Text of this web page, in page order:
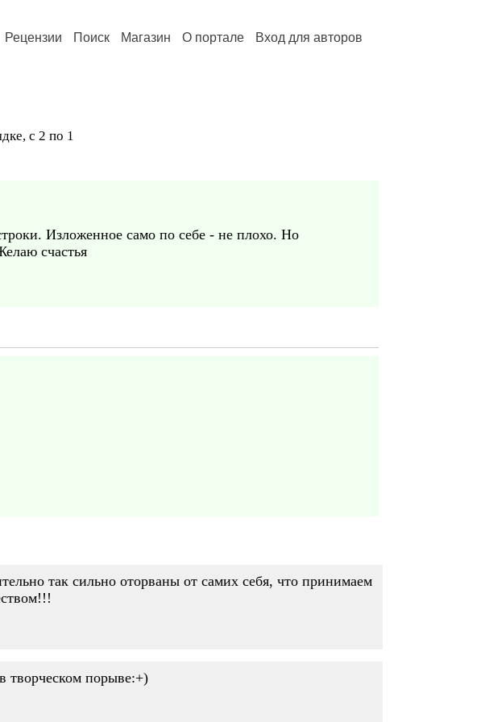
Рецензии Поиск Магазин О портале Вход для авторов
с 2 по 1
Изложенное само по себе - не плохо. Но
счастья
так сильно оторваны от самих себя, что принимаем
творческом порыве:+)